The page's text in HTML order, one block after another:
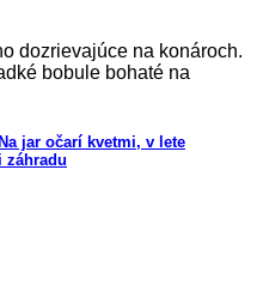
jar očarí kvetmi, v lete
záhradu